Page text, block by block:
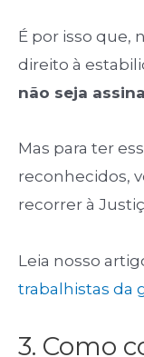
É por isso que,
direito à
não seja
Mas para ter
reconhecidos,
recorrer à
Leia nosso
trabalhistas da
3. Como